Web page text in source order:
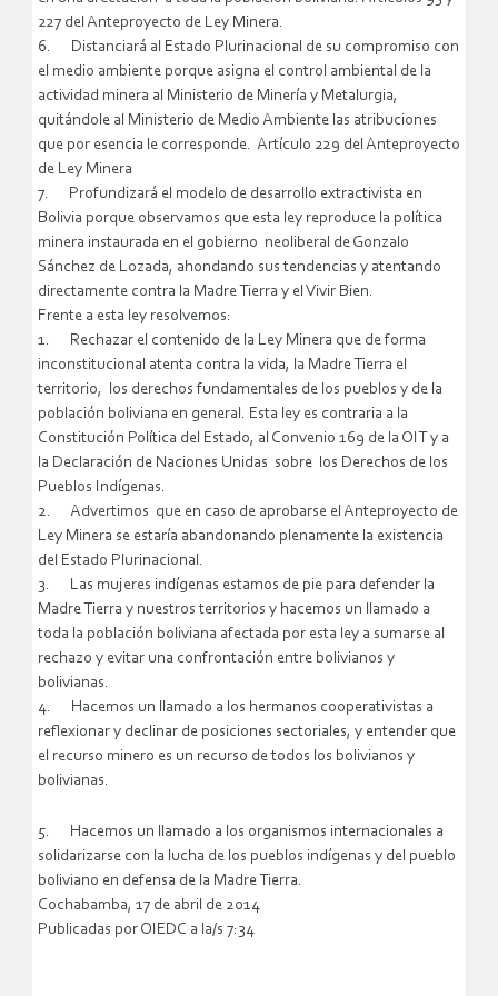
227 del Anteproyecto de Ley Minera.
6. Distanciará al Estado Plurinacional de su compromiso con
el medio ambiente porque asigna el control ambiental de la
actividad minera al Ministerio de Minería y Metalurgia,
quitándole al Ministerio de Medio Ambiente las atribuciones
que por esencia le corresponde. Artículo 229 del Anteproyecto
de Ley Minera
7. Profundizará el modelo de desarrollo extractivista en
Bolivia porque observamos que esta ley reproduce la política
minera instaurada en el gobierno neoliberal de Gonzalo
Sánchez de Lozada, ahondando sus tendencias y atentando
directamente contra la Madre Tierra y el Vivir Bien.
Frente a esta ley resolvemos:
1. Rechazar el contenido de la Ley Minera que de forma
inconstitucional atenta contra la vida, la Madre Tierra el
territorio, los derechos fundamentales de los pueblos y de la
población boliviana en general. Esta ley es contraria a la
Constitución Política del Estado, al Convenio 169 de la OIT y a
la Declaración de Naciones Unidas sobre los Derechos de los
Pueblos Indígenas.
2. Advertimos que en caso de aprobarse el Anteproyecto de
Ley Minera se estaría abandonando plenamente la existencia
del Estado Plurinacional.
3. Las mujeres indígenas estamos de pie para defender la
Madre Tierra y nuestros territorios y hacemos un llamado a
toda la población boliviana afectada por esta ley a sumarse al
rechazo y evitar una confrontación entre bolivianos y
bolivianas.
4. Hacemos un llamado a los hermanos cooperativistas a
reflexionar y declinar de posiciones sectoriales, y entender que
el recurso minero es un recurso de todos los bolivianos y
bolivianas.
5. Hacemos un llamado a los organismos internacionales a
solidarizarse con la lucha de los pueblos indígenas y del pueblo
boliviano en defensa de la Madre Tierra.
Cochabamba, 17 de abril de 2014
Publicadas por OIEDC a la/s 7:34